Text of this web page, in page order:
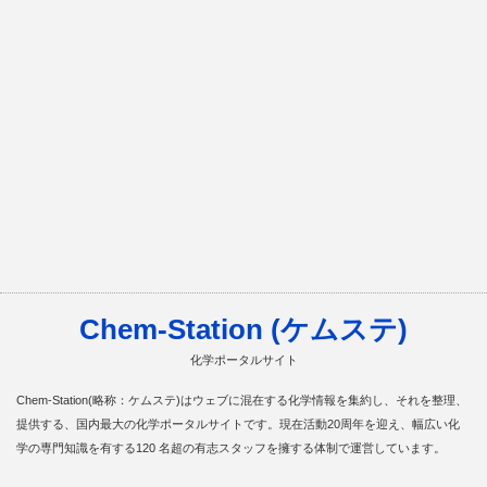
Chem-Station (ケムステ)
化学ポータルサイト
Chem-Station(略称：ケムステ)はウェブに混在する化学情報を集約し、それを整理、
提供する、国内最大の化学ポータルサイトです。現在活動20周年を迎え、幅広い化
学の専門知識を有する120 名超の有志スタッフを擁する体制で運営しています。